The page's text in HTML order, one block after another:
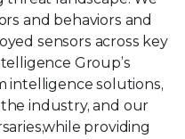
and behaviors and
sensors across key
Group’s
intelligence solutions,
industry, and our
providing